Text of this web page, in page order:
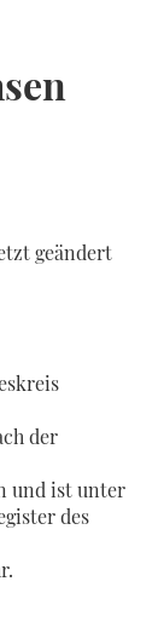
geändert
der
und ist unter
des